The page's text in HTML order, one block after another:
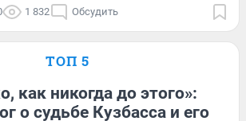
1 832 Обсудить
ТОП 5
как никогда до этого»:
о судьбе Кузбасса и его